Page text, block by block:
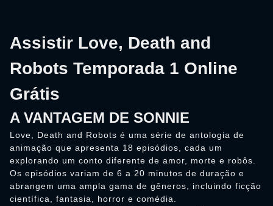
Assistir Love, Death and
Robots Temporada 1 Online
Grátis
A VANTAGEM DE SONNIE
Love, Death and Robots é uma série de antologia de
animação que apresenta 18 episódios, cada um
explorando um conto diferente de amor, morte e robôs.
Os episódios variam de 6 a 20 minutos de duração e
abrangem uma ampla gama de gêneros, incluindo ficção
científica, fantasia, horror e comédia.